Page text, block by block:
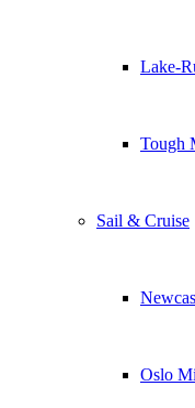
Lake-
Tough
Sail & Cruise
Oslo